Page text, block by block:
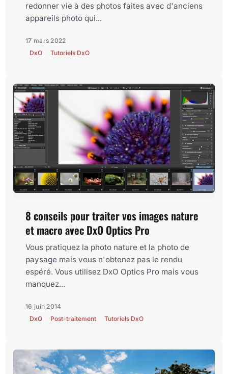
redonner vie à des photos faites avec d'anciens
appareils photo qui...
17 mars 2022
DxO
Tutoriels DxO
8 conseils pour traiter vos images nature
et macro avec DxO Optics Pro
Vous pratiquez la photo nature et la photo de
paysage mais vous n'obtenez pas le rendu
espéré. Vous utilisez DxO Optics Pro mais vous
manquez...
16 juin 2014
DxO
Post-traitement Tutoriels DxO